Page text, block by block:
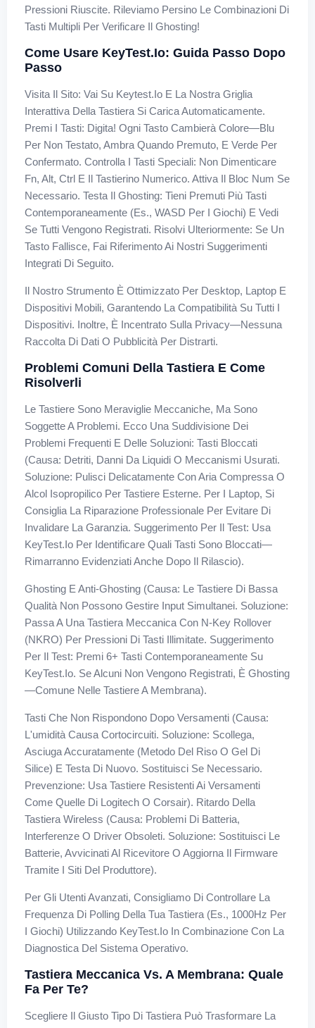
Pressioni Riuscite. Rileviamo Persino Le Combinazioni Di
Tasti Multipli Per Verificare Il Ghosting!
Come Usare KeyTest.io: Guida Passo Dopo
Passo
Visita Il Sito: Vai Su Keytest.io E La Nostra Griglia
Interattiva Della Tastiera Si Carica Automaticamente.
Premi I Tasti: Digita! Ogni Tasto Cambierà Colore—Blu
Per Non Testato, Ambra Quando Premuto, E Verde Per
Confermato. Controlla I Tasti Speciali: Non Dimenticare
Fn, Alt, Ctrl E Il Tastierino Numerico. Attiva Il Bloc Num Se
Necessario. Testa Il Ghosting: Tieni Premuti Più Tasti
Contemporaneamente (es., WASD Per I Giochi) E Vedi
Se Tutti Vengono Registrati. Risolvi Ulteriormente: Se Un
Tasto Fallisce, Fai Riferimento Ai Nostri Suggerimenti
Integrati Di Seguito.
Il Nostro Strumento È Ottimizzato Per Desktop, Laptop E
Dispositivi Mobili, Garantendo La Compatibilità Su Tutti I
Dispositivi. Inoltre, È Incentrato Sulla Privacy—Nessuna
Raccolta Di Dati O Pubblicità Per Distrarti.
Problemi Comuni Della Tastiera E Come
Risolverli
Le Tastiere Sono Meraviglie Meccaniche, Ma Sono
Soggette A Problemi. Ecco Una Suddivisione Dei
Problemi Frequenti E Delle Soluzioni: Tasti Bloccati
(Causa: Detriti, Danni Da Liquidi O Meccanismi Usurati.
Soluzione: Pulisci Delicatamente Con Aria Compressa O
Alcol Isopropilico Per Tastiere Esterne. Per I Laptop, Si
Consiglia La Riparazione Professionale Per Evitare Di
Invalidare La Garanzia. Suggerimento Per Il Test: Usa
KeyTest.io Per Identificare Quali Tasti Sono Bloccati—
Rimarranno Evidenziati Anche Dopo Il Rilascio).
Ghosting E Anti-Ghosting (Causa: Le Tastiere Di Bassa
Qualità Non Possono Gestire Input Simultanei. Soluzione:
Passa A Una Tastiera Meccanica Con N-Key Rollover
(NKRO) Per Pressioni Di Tasti Illimitate. Suggerimento
Per Il Test: Premi 6+ Tasti Contemporaneamente Su
KeyTest.io. Se Alcuni Non Vengono Registrati, È Ghosting
—comune Nelle Tastiere A Membrana).
Tasti Che Non Rispondono Dopo Versamenti (Causa:
L'umidità Causa Cortocircuiti. Soluzione: Scollega,
Asciuga Accuratamente (metodo Del Riso O Gel Di
Silice) E Testa Di Nuovo. Sostituisci Se Necessario.
Prevenzione: Usa Tastiere Resistenti Ai Versamenti
Come Quelle Di Logitech O Corsair). Ritardo Della
Tastiera Wireless (Causa: Problemi Di Batteria,
Interferenze O Driver Obsoleti. Soluzione: Sostituisci Le
Batterie, Avvicinati Al Ricevitore O Aggiorna Il Firmware
Tramite I Siti Del Produttore).
Per Gli Utenti Avanzati, Consigliamo Di Controllare La
Frequenza Di Polling Della Tua Tastiera (es., 1000Hz Per
I Giochi) Utilizzando KeyTest.io In Combinazione Con La
Diagnostica Del Sistema Operativo.
Tastiera Meccanica Vs. A Membrana: Quale
Fa Per Te?
Scegliere Il Giusto Tipo Di Tastiera Può Trasformare La